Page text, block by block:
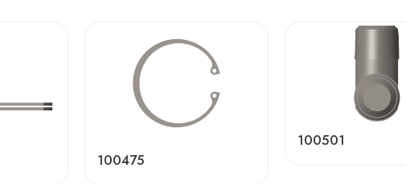
100475
100501